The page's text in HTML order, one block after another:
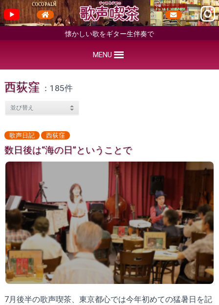
懐かしい歌をギター生伴奏で
MENU
西荻窪 ：185件
歌声日記 西荻窪
数日後は“海の日”ということで
7月後半の歌声喫茶、東京都心では今年初めての猛暑日を記